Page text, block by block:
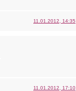
11.01.2012, 14:35
11.01.2012, 17:10